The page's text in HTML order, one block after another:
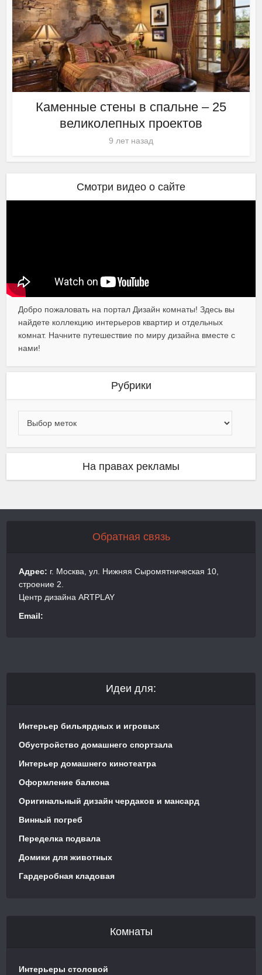
Каменные стены в спальне – 25
великолепных проектов
9 лет назад
Смотри видео о сайте
Добро пожаловать на портал Дизайн комнаты! Здесь вы
найдете коллекцию интерьеров квартир и отдельных
комнат. Начните путешествие по миру дизайна вместе с
нами!
Рубрики
На правах рекламы
Обратная связь
Адрес: г. Москва, ул. Нижняя Сыромятническая 10,
строение 2.
Центр дизайна ARTPLAY
Email:
Идеи для:
Интерьер бильярдных и игровых
Обустройство домашнего спортзала
Интерьер домашнего кинотеатра
Оформление балкона
Оригинальный дизайн чердаков и мансард
Винный погреб
Переделка подвала
Домики для животных
Гардеробная кладовая
Комнаты
Интерьеры столовой